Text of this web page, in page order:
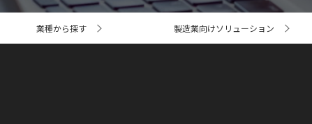
業種から探す 製造業向けソリューション